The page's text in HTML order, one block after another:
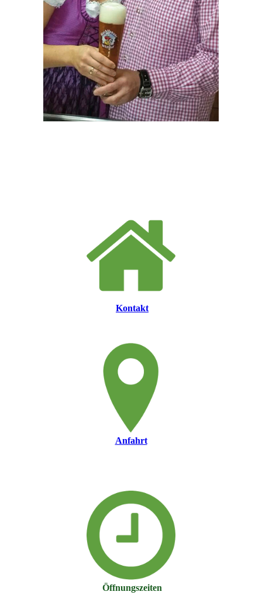
Kontakt
Anfahrt
Öffnungszeiten